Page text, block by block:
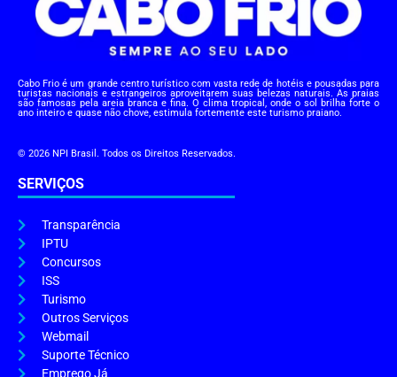
Cabo Frio é um grande centro turístico com vasta rede de hotéis e pousadas para
turistas nacionais e estrangeiros aproveitarem suas belezas naturais. As praias
são famosas pela areia branca e fina. O clima tropical, onde o sol brilha forte o
ano inteiro e quase não chove, estimula fortemente este turismo praiano.
© 2026 NPI Brasil. Todos os Direitos Reservados.
SERVIÇOS
Transparência
IPTU
Concursos
ISS
Turismo
Outros Serviços
Webmail
Suporte Técnico
Emprego Já